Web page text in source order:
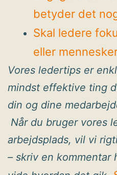
betyder det
Skal ledere
eller
Vores ledertips er
mindst effektive ting
din og dine
Når du bruger vores
arbejdsplads, vil vi
– skriv en kommentar